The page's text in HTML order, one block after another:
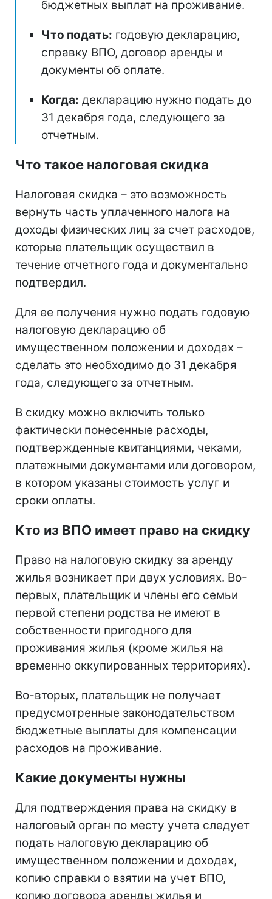
бюджетных выплат на проживание.
Что подать: годовую декларацию,
справку ВПО, договор аренды и
документы об оплате.
Когда: декларацию нужно подать до
31 декабря года, следующего за
отчетным.
Что такое налоговая скидка
Налоговая скидка – это возможность
вернуть часть уплаченного налога на
доходы физических лиц за счет расходов,
которые плательщик осуществил в
течение отчетного года и документально
подтвердил.
Для ее получения нужно подать годовую
налоговую декларацию об
имущественном положении и доходах –
сделать это необходимо до 31 декабря
года, следующего за отчетным.
В скидку можно включить только
фактически понесенные расходы,
подтвержденные квитанциями, чеками,
платежными документами или договором,
в котором указаны стоимость услуг и
сроки оплаты.
Кто из ВПО имеет право на скидку
Право на налоговую скидку за аренду
жилья возникает при двух условиях. Во-
первых, плательщик и члены его семьи
первой степени родства не имеют в
собственности пригодного для
проживания жилья (кроме жилья на
временно оккупированных территориях).
Во-вторых, плательщик не получает
предусмотренные законодательством
бюджетные выплаты для компенсации
расходов на проживание.
Какие документы нужны
Для подтверждения права на скидку в
налоговый орган по месту учета следует
подать налоговую декларацию об
имущественном положении и доходах,
копию справки о взятии на учет ВПО,
копию договора аренды жилья и